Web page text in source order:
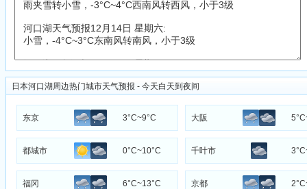
日本河口湖周边热门城市天气预报 - 今天白天到夜间
东京 3°C~9°C 大阪
都城市 0°C~10°C 千叶市
福冈 6°C~13°C 京都